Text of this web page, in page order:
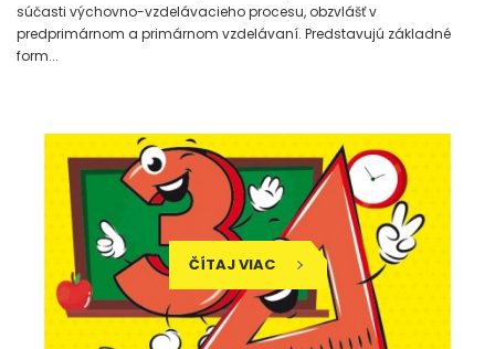
súčasti výchovno-vzdelávacieho procesu, obzvlášť v
predprimárnom a primárnom vzdelávaní. Predstavujú základné
form...
ČÍTAJ VIAC